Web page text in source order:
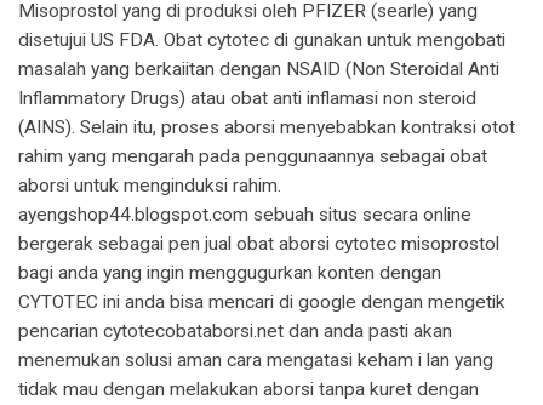
Misoprostol yang di produksi oleh PFIZER (searle) yang
disetujui US FDA. Obat cytotec di gunakan untuk mengobati
masalah yang berkaiitan dengan NSAID (Non Steroidal Anti
Inflammatory Drugs) atau obat anti inflamasi non steroid
(AINS). Selain itu, proses aborsi menyebabkan kontraksi otot
rahim yang mengarah pada penggunaannya sebagai obat
aborsi untuk menginduksi rahim.
ayengshop44.blogspot.com sebuah situs secara online
bergerak sebagai pen jual obat aborsi cytotec misoprostol
bagi anda yang ingin menggugurkan konten dengan
CYTOTEC ini anda bisa mencari di google dengan mengetik
pencarian cytotecobataborsi.net dan anda pasti akan
menemukan solusi aman cara mengatasi keham i lan yang
tidak mau dengan melakukan aborsi tanpa kuret dengan